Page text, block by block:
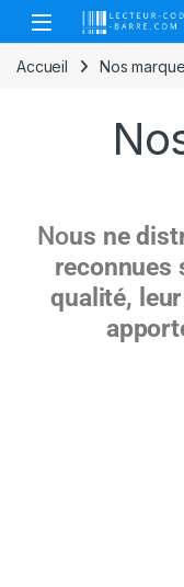
Accueil Nos
Nous ne
reconnues
qualité,